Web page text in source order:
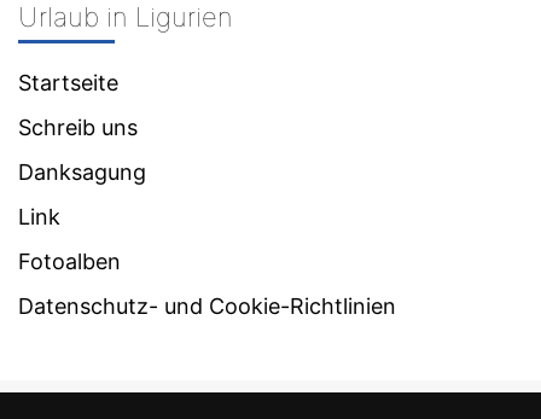
Urlaub in Ligurien
Startseite
Schreib uns
Danksagung
Link
Fotoalben
Datenschutz- und Cookie-Richtlinien